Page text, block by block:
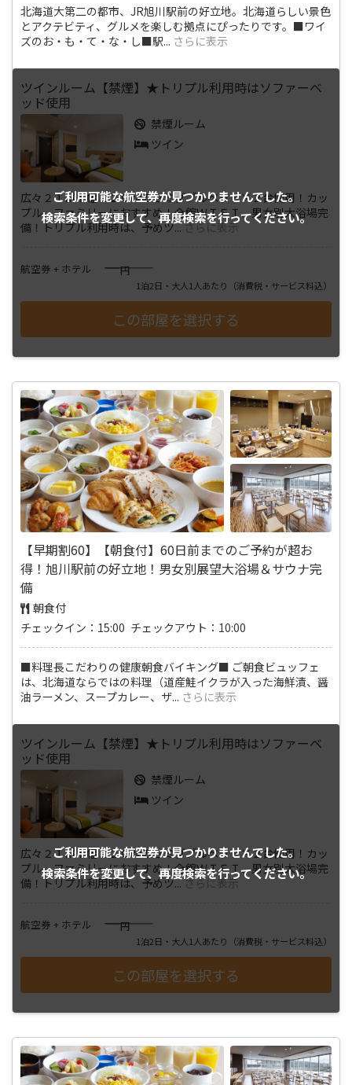
北海道大第二の都市、JR旭川駅前の好立地。北海道らしい景色
とアクテビティ、グルメを楽しむ拠点にぴったりです。■ワイ
ズのお・も・て・な・し■駅... さらに表示
ご利用可能な航空券が見つかりませんでした。
検索条件を変更して、再度検索を行ってください。
ツインルーム【禁煙】★トリプル利用時はソファーベ
ッド使用
禁煙ルーム
ツイン
広々２１㎡！幅１２０㎝のセミダブルベッド×２台使用！カッ
プル、ファミリーにおすすめ！全館ＷＩＦＩ、男女別大浴場完
備！トリプル利用時は、予めツ...さらに表示
航空券 + ホテル ――――円
1泊2日・大人1人あたり （消費税・サービス料込）
【早期割60】【朝食付】60日前までのご予約が超お
得！旭川駅前の好立地！男女別展望大浴場＆サウナ完
備
朝食付
チェックイン：15:00 チェックアウト：10:00
■料理長こだわりの健康朝食バイキング■ ご朝食ビュッフェ
は、北海道ならではの料理（道産鮭イクラが入った海鮮漬、醤
油ラーメン、スープカレー、ザ... さらに表示
ご利用可能な航空券が見つかりませんでした。
検索条件を変更して、再度検索を行ってください。
ツインルーム【禁煙】★トリプル利用時はソファーベ
ッド使用
禁煙ルーム
ツイン
広々２１㎡！幅１２０㎝のセミダブルベッド×２台使用！カッ
プル、ファミリーにおすすめ！全館ＷＩＦＩ、男女別大浴場完
備！トリプル利用時は、予めツ...さらに表示
航空券 + ホテル ――――円
1泊2日・大人1人あたり （消費税・サービス料込）